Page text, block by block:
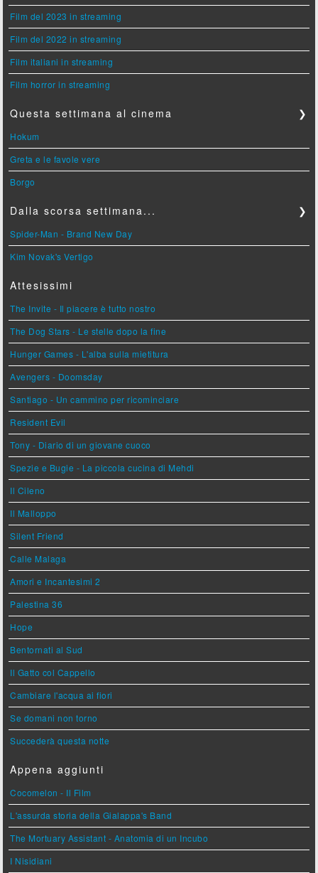
Film del 2023 in streaming
Film del 2022 in streaming
Film italiani in streaming
Film horror in streaming
Questa settimana al cinema ❯
Hokum
Greta e le favole vere
Borgo
Dalla scorsa settimana... ❯
Spider-Man - Brand New Day
Kim Novak's Vertigo
Attesissimi
The Invite - Il piacere è tutto nostro
The Dog Stars - Le stelle dopo la fine
Hunger Games - L'alba sulla mietitura
Avengers - Doomsday
Santiago - Un cammino per ricominciare
Resident Evil
Tony - Diario di un giovane cuoco
Spezie e Bugie - La piccola cucina di Mehdi
Il Cileno
Il Malloppo
Silent Friend
Calle Malaga
Amori e Incantesimi 2
Palestina 36
Hope
Bentornati al Sud
Il Gatto col Cappello
Cambiare l'acqua ai fiori
Se domani non torno
Succederà questa notte
Appena aggiunti
Cocomelon - Il Film
L'assurda storia della Gialappa's Band
The Mortuary Assistant - Anatomia di un Incubo
I Nisidiani